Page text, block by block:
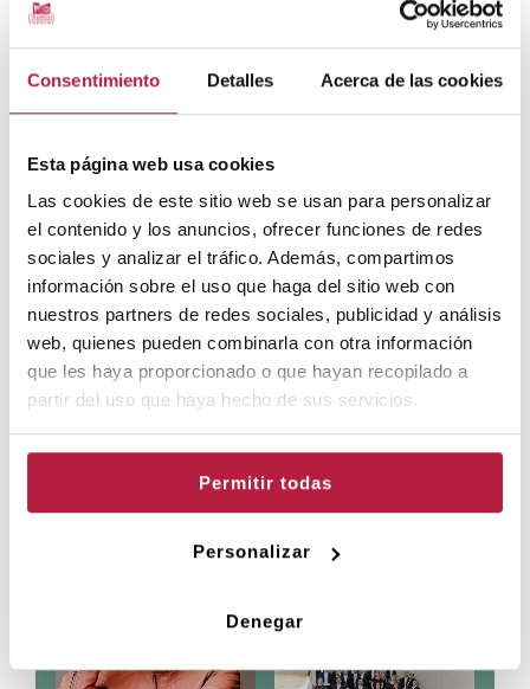
Consentimiento Detalles Acerca de las cookies
Esta página web usa cookies
Las cookies de este sitio web se usan para personalizar
el contenido y los anuncios, ofrecer funciones de redes
sociales y analizar el tráfico. Además, compartimos
información sobre el uso que haga del sitio web con
nuestros partners de redes sociales, publicidad y análisis
web, quienes pueden combinarla con otra información
que les haya proporcionado o que hayan recopilado a
partir del uso que haya hecho de sus servicios.
Permitir todas
Personalizar
Denegar
Joven Orquesta Sinfónia de Hannover
Thobias Rokhar
FUNCIONS
VEURE CALENDARI
Tria la sessió:
PREUS
DESCOMPTES